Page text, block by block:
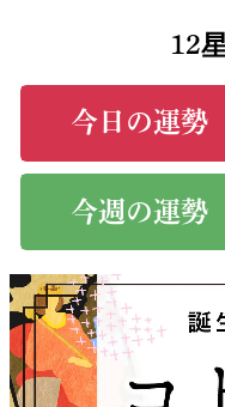
12
今日の運勢
今週の運勢